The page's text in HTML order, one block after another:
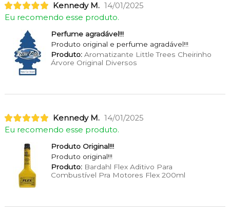
Kennedy M. 14/01/2025
Eu recomendo esse produto.
Perfume agradável!!!
Produto original e perfume agradável!!!
Produto:Aromatizante Little Trees Cheirinho
Árvore Original Diversos
Kennedy M. 14/01/2025
Eu recomendo esse produto.
Produto Original!!!
Produto original!!!
Produto:Bardahl Flex Aditivo Para
Combustível Pra Motores Flex 200ml